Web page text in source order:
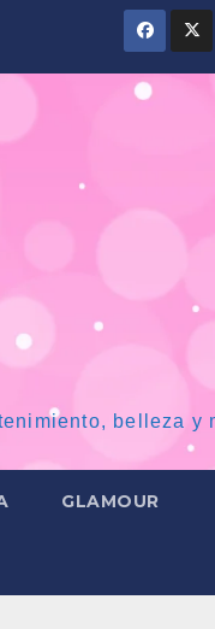
belleza y
GLAMOUR